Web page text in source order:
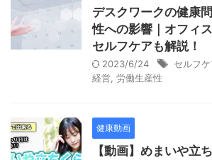
デスクワークの健康
性への影響｜オフィ
セルフケアも解説！
2023/6/24 セルフケ
経営 労働生産性
健康動画
【動画】めまいや立